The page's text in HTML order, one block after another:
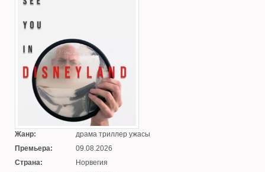
Жанр:
драма триллер ужасы
Премьера:
09.08.2026
Страна:
Норвегия